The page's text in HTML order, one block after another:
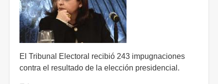
el
jueves
El Tribunal Electoral recibió 243 impugnaciones
contra el resultado de la elección presidencial.